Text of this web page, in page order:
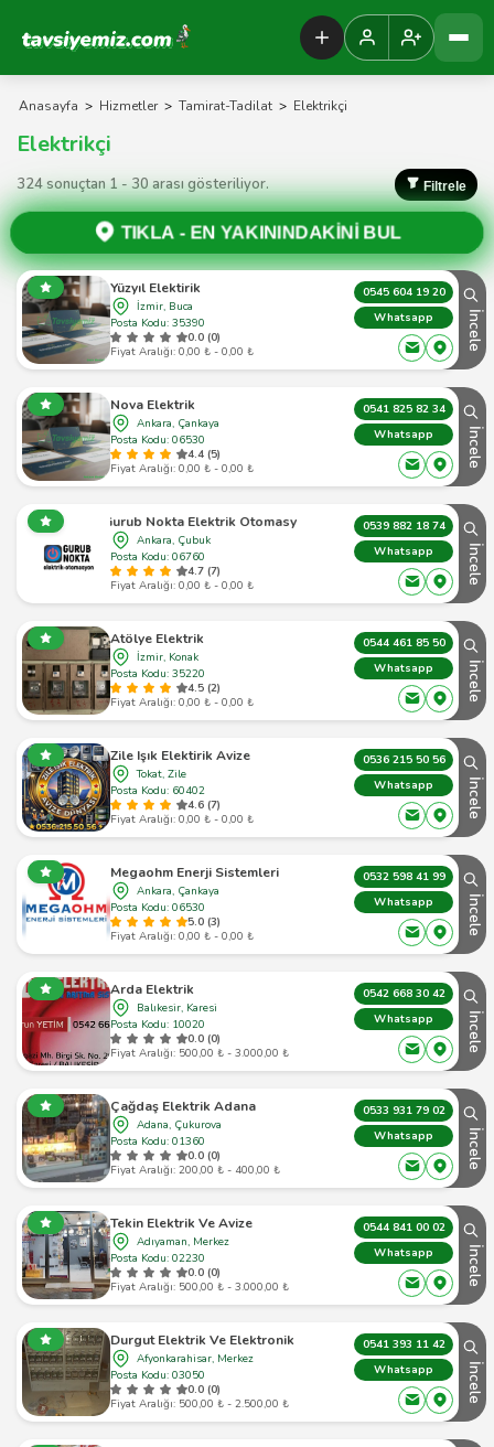
Tavsiyemiz Anasayfa
Anasayfa > Hizmetler > Tamirat-Tadilat > Elektrikçi
Elektrikçi
324 sonuçtan 1 - 30 arası gösteriliyor. Filtrele
TIKLA -EN YAKININDAKİNİ BUL
Yüzyıl Elektirik
İzmir, Buca
Posta Kodu: 35390
0.0 (0)
Fiyat Aralığı: 0,00 ₺ - 0,00 ₺
0545 604 19 20
Whatsapp
İncele
Nova Elektrik
Ankara, Çankaya
Posta Kodu: 06530
4.4 (5)
Fiyat Aralığı: 0,00 ₺ - 0,00 ₺
0541 825 82 34
Whatsapp
İncele
Gurub Nokta Elektrik Otomasyon
Ankara, Çubuk
Posta Kodu: 06760
4.7 (7)
Fiyat Aralığı: 0,00 ₺ - 0,00 ₺
0539 882 18 74
Whatsapp
İncele
Atölye Elektrik
İzmir, Konak
Posta Kodu: 35220
4.5 (2)
Fiyat Aralığı: 0,00 ₺ - 0,00 ₺
0544 461 85 50
Whatsapp
İncele
Zile Işık Elektirik Avize
Tokat, Zile
Posta Kodu: 60402
4.6 (7)
Fiyat Aralığı: 0,00 ₺ - 0,00 ₺
0536 215 50 56
Whatsapp
İncele
Megaohm Enerji Sistemleri
Ankara, Çankaya
Posta Kodu: 06530
5.0 (3)
Fiyat Aralığı: 0,00 ₺ - 0,00 ₺
0532 598 41 99
Whatsapp
İncele
Arda Elektrik
Balıkesir, Karesi
Posta Kodu: 10020
0.0 (0)
Fiyat Aralığı: 500,00 ₺ - 3.000,00 ₺
0542 668 30 42
Whatsapp
İncele
Çağdaş Elektrik Adana
Adana, Çukurova
Posta Kodu: 01360
0.0 (0)
Fiyat Aralığı: 200,00 ₺ - 400,00 ₺
0533 931 79 02
Whatsapp
İncele
Tekin Elektrik Ve Avize
Adıyaman, Merkez
Posta Kodu: 02230
0.0 (0)
Fiyat Aralığı: 500,00 ₺ - 3.000,00 ₺
0544 841 00 02
Whatsapp
İncele
Durgut Elektrik Ve Elektronik
Afyonkarahisar, Merkez
Posta Kodu: 03050
0.0 (0)
Fiyat Aralığı: 500,00 ₺ - 2.500,00 ₺
0541 393 11 42
Whatsapp
İncele